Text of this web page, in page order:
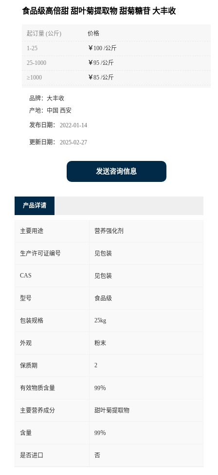
食品级高倍甜 甜叶菊提取物 甜菊糖苷 大丰收
起订量 (公斤) 价格
1-25 ￥100 /公斤
25-1000 ￥95 /公斤
≥1000 ￥85 /公斤
品牌： 大丰收
产地： 中国 西安
发布日期： 2022-01-14
更新日期： 2025-02-27
发送咨询信息
产品详请
主要用途 营养强化剂
生产许可证编号 见包装
CAS 见包装
型号 食品级
包装规格 25kg
外观 粉末
保质期 2
有效物质含量 99％
主要营养成分 甜叶菊提取物
含量 99％
是否进口 否